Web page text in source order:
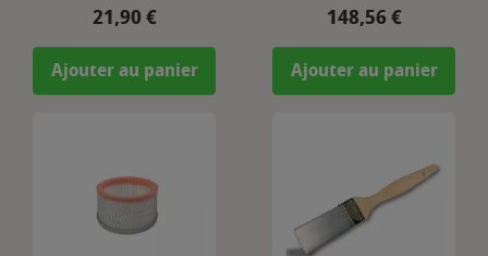
Prix
21,90 €
Ajouter au panier
Prix
148,56 €
Ajouter au panier